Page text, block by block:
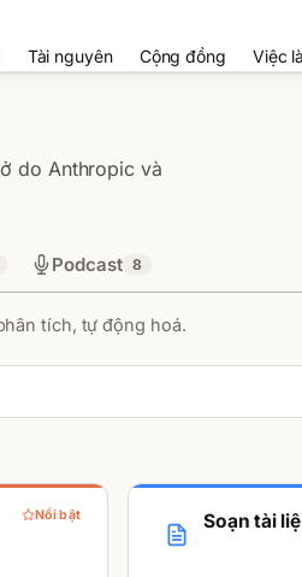
Tài nguyên Cộng đồng Việc
do Anthropic và
Podcast 8
tích, tự động hoá.
Nổi bật Soạn tài